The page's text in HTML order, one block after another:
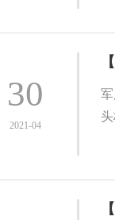
30
2021-04